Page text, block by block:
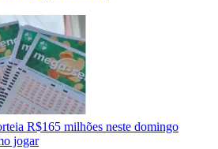
R$165 milhões neste domingo
jogar